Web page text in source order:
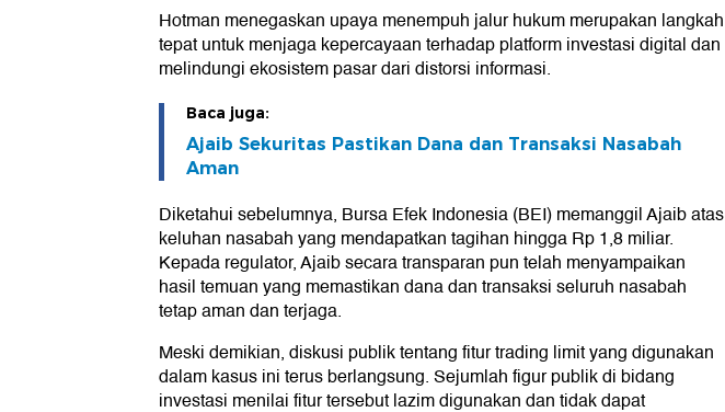
Hotman menegaskan upaya menempuh jalur hukum merupakan langkah
tepat untuk menjaga kepercayaan terhadap platform investasi digital dan
melindungi ekosistem pasar dari distorsi informasi.
Baca juga:
Ajaib Sekuritas Pastikan Dana dan Transaksi Nasabah
Aman
Diketahui sebelumnya, Bursa Efek Indonesia (BEI) memanggil Ajaib atas
keluhan nasabah yang mendapatkan tagihan hingga Rp 1,8 miliar.
Kepada regulator, Ajaib secara transparan pun telah menyampaikan
hasil temuan yang memastikan dana dan transaksi seluruh nasabah
tetap aman dan terjaga.
Meski demikian, diskusi publik tentang fitur trading limit yang digunakan
dalam kasus ini terus berlangsung. Sejumlah figur publik di bidang
investasi menilai fitur tersebut lazim digunakan dan tidak dapat